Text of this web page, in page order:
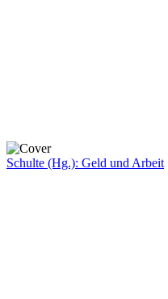
Schulte (Hg.): Geld und Arbeit